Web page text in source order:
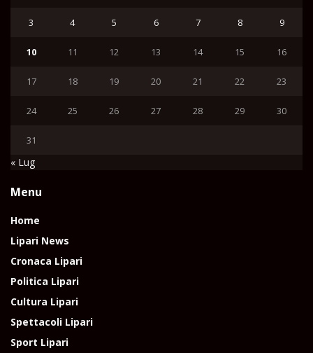
3 4 5 6 7 8 9
10 11 12 13 14 15 16
17 18 19 20 21 22 23
24 25 26 27 28 29 30
31
« Lug
Menu
Home
Lipari News
Cronaca Lipari
Politica Lipari
Cultura Lipari
Spettacoli Lipari
Sport Lipari